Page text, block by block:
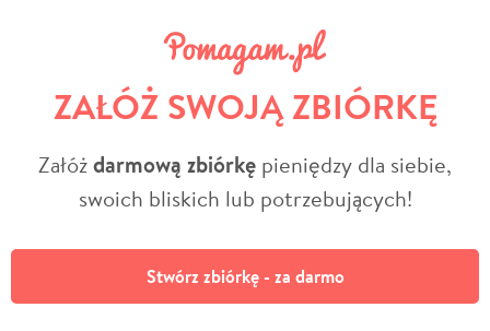
ZAŁÓŻ SWOJĄ ZBIÓRKĘ
Załóżdarmową zbiórkę pieniędzy dla siebie,
swoich bliskich lub potrzebujących!
Stwórz zbiórkę - za darmo